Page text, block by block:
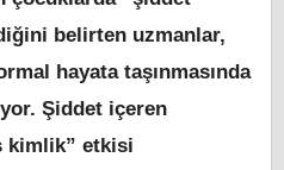
belirten uzmanlar,
hayata taşınmasında
Şiddet içeren
kimlik” etkisi